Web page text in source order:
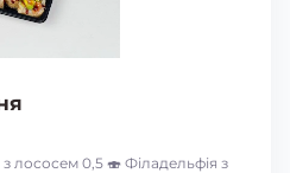
лососем 0,5 🍣 Філадельфія з